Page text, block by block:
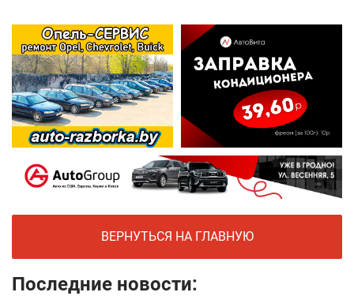
ВЕРНУТЬСЯ НА ГЛАВНУЮ
Последние новости: